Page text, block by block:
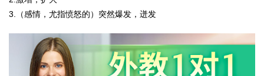
3.（感情，尤指愤怒的）突然爆发，迸发